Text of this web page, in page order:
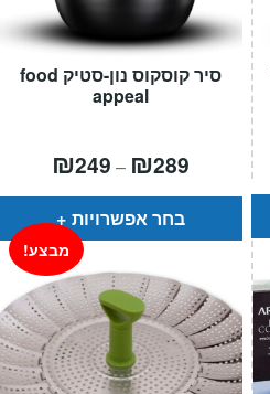
סיר קוסקוס נון-סטיק food
appeal
₪249 – ₪289
⁦₪249⁩
בחר אפשרויות
מבצע!